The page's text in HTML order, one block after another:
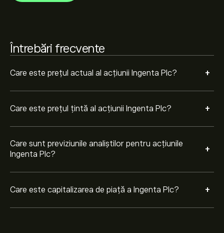
Întrebări frecvente
Care este prețul actual al acțiunii Ingenta Plc? +
Care este prețul țintă al acțiunii Ingenta Plc? +
Care sunt previziunile analiștilor pentru acțiunile
Ingenta Plc?
+
Care este capitalizarea de piață a Ingenta Plc? +